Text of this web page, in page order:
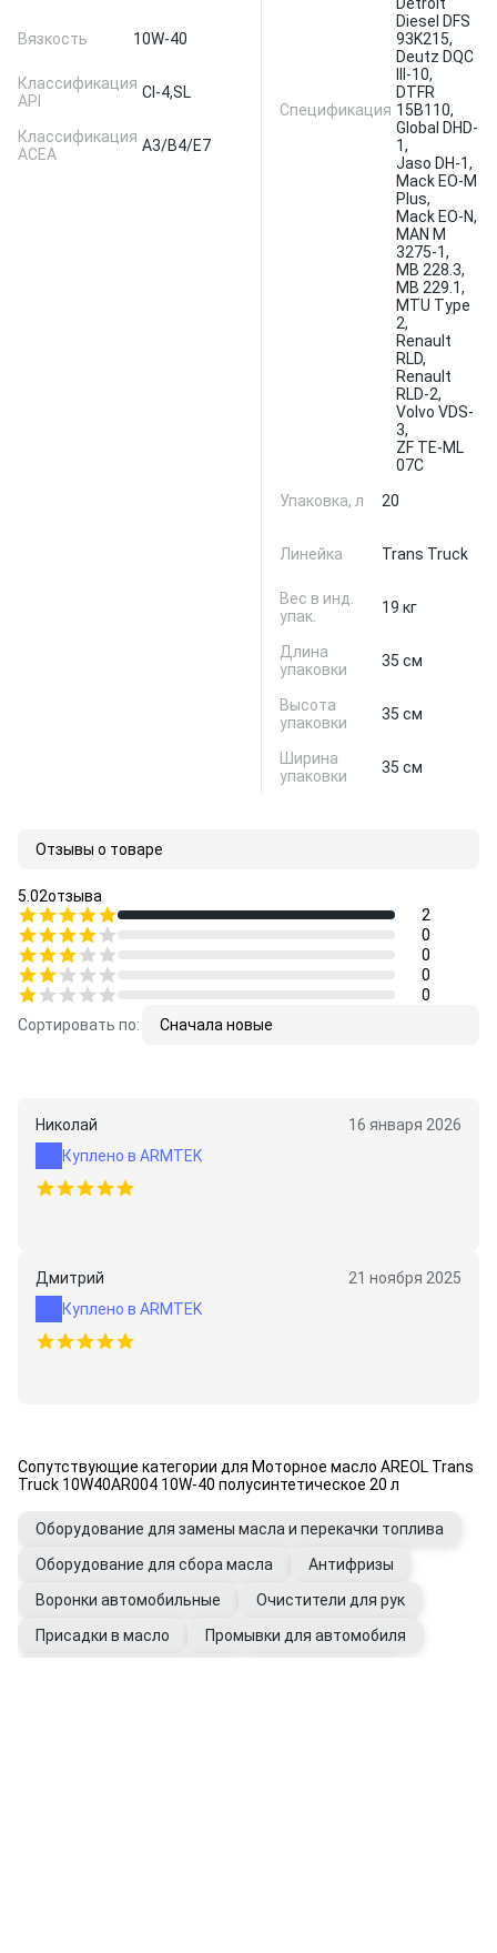
Вязкость 10W-40
Классификация
API
CI-4,SL
Классификация
ACEA
A3/B4/E7
Спецификация
Diesel DFS
93K215,
Deutz DQC
III-10,
DTFR
15B110,
Global DHD-
1,
Jaso DH-1,
Mack EO-M
Plus,
Mack EO-N,
MAN M
3275-1,
MB 228.3,
MB 229.1,
MTU Type
2,
Renault
RLD,
Renault
RLD-2,
Volvo VDS-
3,
ZF TE-ML
07C
Упаковка, л
20
Линейка Trans Truck
Вес в инд.
упак.
19 кг
Длина
упаковки
35 см
Высота
упаковки
35 см
Ширина
упаковки
35 см
Отзывы о товаре
5.02отзыва
2
0
0
0
0
Сортировать по:
Сначала новые
Николай
16 января 2026
Куплено в ARMTEK
Дмитрий
21 ноября 2025
Куплено в ARMTEK
Сопутствующие категории для Моторное масло AREOL Trans
Truck 10W40AR004 10W-40 полусинтетическое 20 л
Оборудование для замены масла и перекачки топлива
Оборудование для сбора масла
Антифризы
Воронки автомобильные
Очистители для рук
Присадки в масло
Промывки для автомобиля